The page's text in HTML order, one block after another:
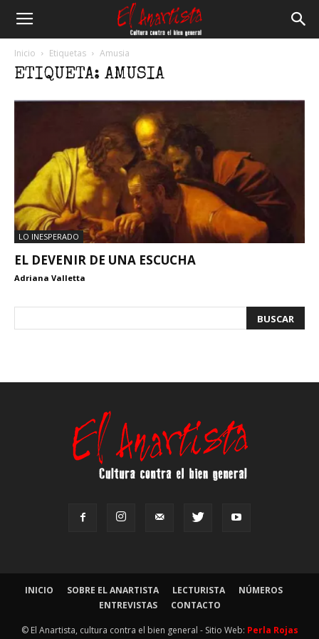
Inicio Etiquetas Amusia
ETIQUETA: AMUSIA
LO INESPERADO
EL DEVENIR DE UNA ESCUCHA
Adriana Valletta
INICIO SOBRE EL ANARTISTA LECTURISTA
NÚMEROS
ENTREVISTAS
CONTACTO
© El Anartista, cultura contra el bien general - Sitio Web: Perla Rojas